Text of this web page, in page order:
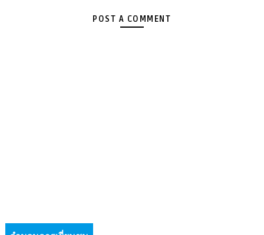
POST A COMMENT